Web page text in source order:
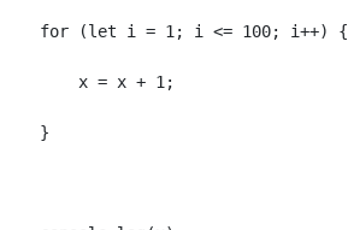
for (let i = 1; i <= 100; i++) {
x = x + 1;
}